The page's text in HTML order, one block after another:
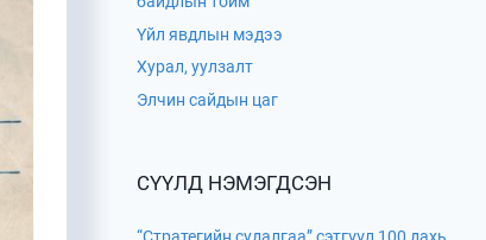
Үйл явдлын мэдээ
Хурал, уулзалт
Элчин сайдын цаг
СҮҮЛД НЭМЭГДСЭН